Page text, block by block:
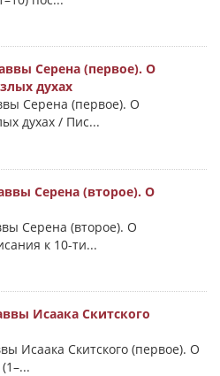
Серена (первое). О
духах
Серена (первое). О
духах / Пис...
Серена (второе). О
Серена (второе). О
к 10-ти...
Исаака Скитского
Исаака Скитского (первое). О